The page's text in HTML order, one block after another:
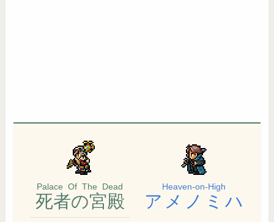
死者の宮殿
Palace Of The Dead
アメノミハ
Heaven-on-High